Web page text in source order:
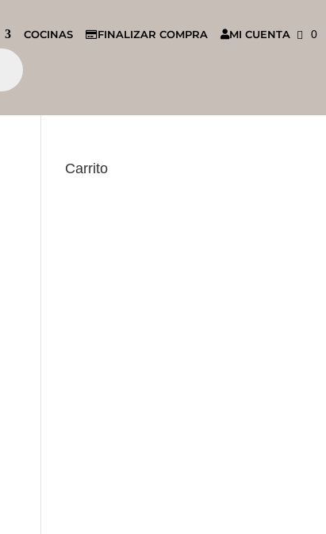
COCINAS FINALIZAR COMPRA MI CUENTA
0
Carrito